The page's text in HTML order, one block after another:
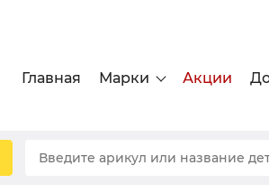
Главная Марки Акции